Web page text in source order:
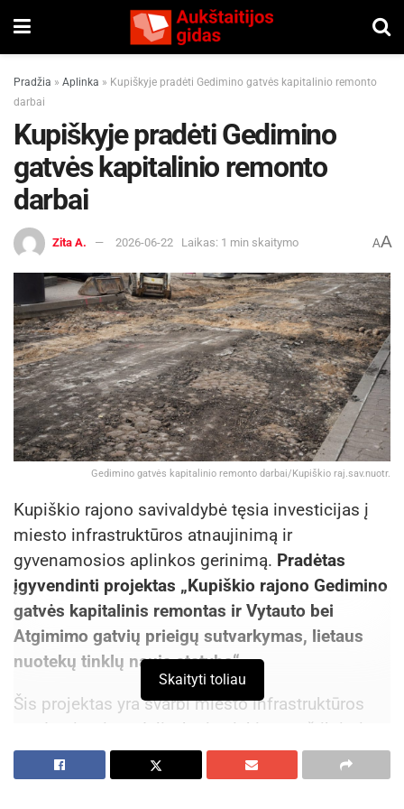
Pradžia » Aplinka » Kupiškyje pradėti Gedimino gatvės kapitalinio remonto
darbai
Kupiškyje pradėti Gedimino
gatvės kapitalinio remonto
darbai
Zita A. 2026-06-22 Laikas: 1 min skaitymo AA
Gedimino gatvės kapitalinio remonto darbai/Kupiškio raj.sav.nuotr.
Kupiškio rajono savivaldybė tęsia investicijas į
miesto infrastruktūros atnaujinimą ir
gyvenamosios aplinkos gerinimą. Pradėtas
įgyvendinti projektas „Kupiškio rajono Gedimino
gatvės kapitalinis remontas ir Vytauto bei
Atgimimo gatvių prieigų sutvarkymas, lietaus
nuotekų tinklų nauja statyba“.
Šis projektas yra svarbi miesto infrastruktūros
modernizavimo dalis, kuria siekiama užtikrinti
saugesnį ir patogesnį susisiekimą, gerinti
inžinerinių tinklų būklę bei kurti patrauklesnę
Skaityti toliau